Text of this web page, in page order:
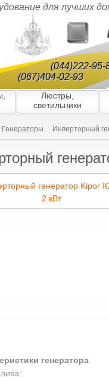
для лучших
(044)222-95-
(067)404-02-93
Генераторы Инверторный
генератора
Люстры,
светильники